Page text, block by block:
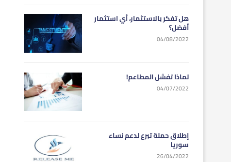
هل تفكر بالاستثمار، أي استثمار
أفضل؟
04/08/2022
لماذا تفشل المطاعم!
04/07/2022
إطلاق حملة تبرع لدعم نساء
سوريا
26/04/2022